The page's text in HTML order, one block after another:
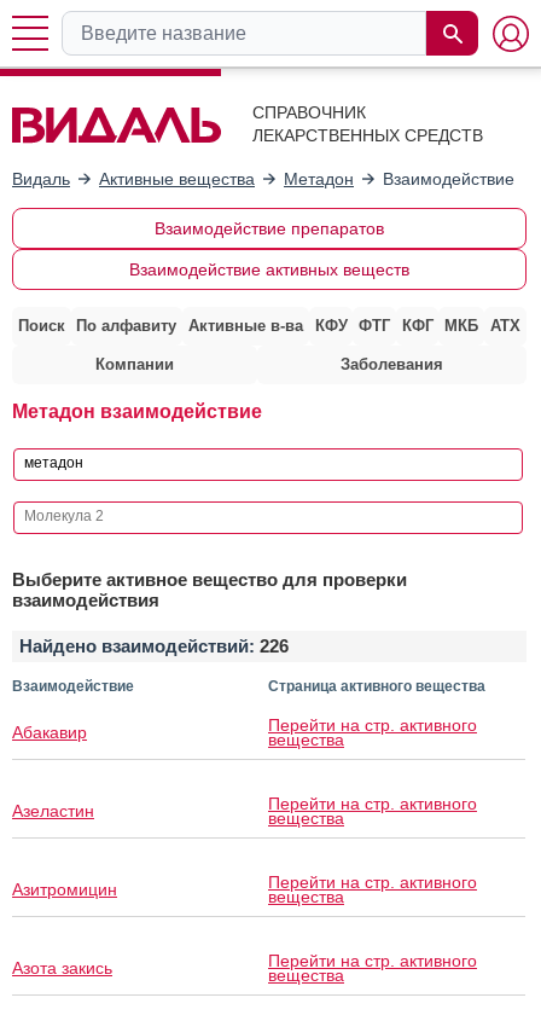
СПРАВОЧНИК
ЛЕКАРСТВЕННЫХ СРЕДСТВ
Видаль Активные вещества Метадон Взаимодействие с
Взаимодействие препаратов
Взаимодействие активных веществ
Поиск По алфавиту Активные в-ва КФУ ФТГ КФГ МКБ АТХ
Компании Заболевания
Метадон взаимодействие
Выберите активное вещество для проверки
взаимодействия
Найдено взаимодействий: 226
Взаимодействие Страница активного вещества
Абакавир Перейти на стр. активного
вещества
Азеластин Перейти на стр. активного
вещества
Азитромицин Перейти на стр. активного
вещества
Азота закись Перейти на стр. активного
вещества